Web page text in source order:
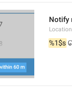
Notify
%1$s